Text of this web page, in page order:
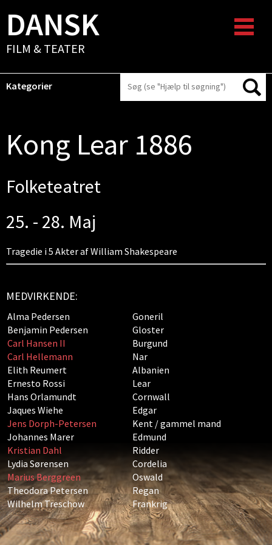
DANSK
FILM & TEATER
Kategorier
Kong Lear 1886
Folketeatret
25. - 28. Maj
Tragedie i 5 Akter af William Shakespeare
MEDVIRKENDE:
Alma Pedersen
Goneril
Benjamin Pedersen
Gloster
Carl Hansen II
Burgund
Carl Hellemann
Nar
Elith Reumert
Albanien
Ernesto Rossi
Lear
Hans Orlamundt
Cornwall
Jaques Wiehe
Edgar
Jens Dorph-Petersen
Kent / gammel mand
Johannes Marer
Edmund
Kristian Dahl
Ridder
Lydia Sørensen
Cordelia
Marius Berggreen
Oswald
Theodora Petersen
Regan
Wilhelm Treschow
Frankrig